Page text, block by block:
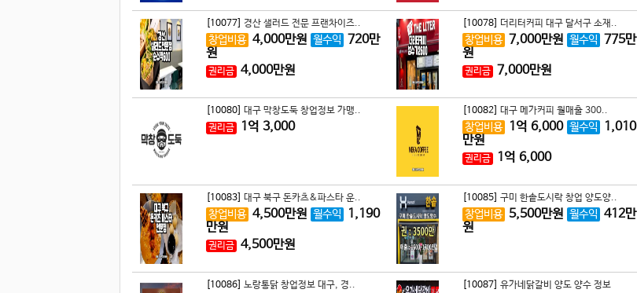
[10077] 경산 샐러드 전문 프랜차이즈..
창업비용 4,000만원 월수익 720만
원
권리금 4,000만원
[10078] 더리터커피 대구 달서구 소재..
창업비용 7,000만원 월수익 775만
원
권리금 7,000만원
[10080] 대구 막창도둑 창업정보 가맹..
권리금
1억 3,000
[10082] 대구 메가커피 월매출 300..
창업비용 1억 6,000 월수익
1,010
만원
권리금 1억 6,000
[10083] 대구 북구 돈카츠&파스타 운..
창업비용 4,500만원 월수익
1,190
만원
권리금 4,500만원
[10085] 구미 한솥도시락 창업 양도양..
창업비용 5,500만원 월수익 412만
원
[10086] 노랑통닭 창업정보 대구, 경.. [10087] 유가네닭갈비 양도 양수 정보